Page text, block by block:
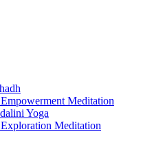
Meditation
Yoga
Meditation